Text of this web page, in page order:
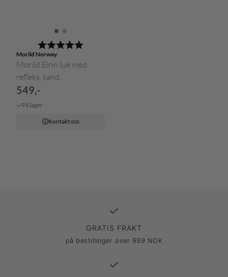
Karakter:
Morild Norway
Morild Eirin lue med
refleks, sand.
549,-
På lager
Kontakt oss
GRATIS FRAKT
på bestillinger over 999 NOK